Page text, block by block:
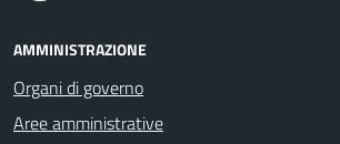
AMMINISTRAZIONE
Organi di governo
Aree amministrative